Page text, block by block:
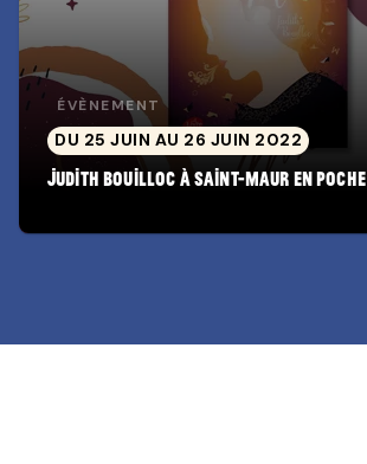
ÉVÈNEMENT
DU 25 JUIN AU 26 JUIN 2022
Judith Bouilloc à Saint-Maur en Poche